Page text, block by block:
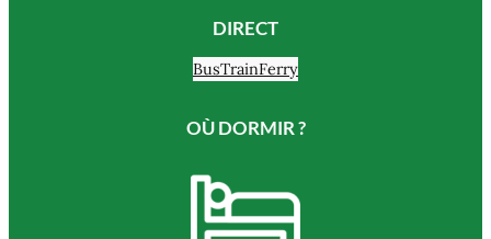
DIRECT
BusTrainFerry
OÙ DORMIR ?